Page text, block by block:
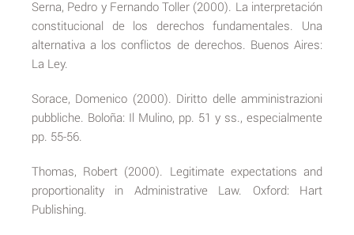
Serna, Pedro y Fernando Toller (2000). La interpretación
constitucional de los derechos fundamentales. Una
alternativa a los conflictos de derechos. Buenos Aires:
La Ley.
Sorace, Domenico (2000). Diritto delle amministrazioni
pubbliche. Boloña: Il Mulino, pp. 51 y ss., especialmente
pp. 55-56.
Thomas, Robert (2000). Legitimate expectations and
proportionality in Administrative Law. Oxford: Hart
Publishing.